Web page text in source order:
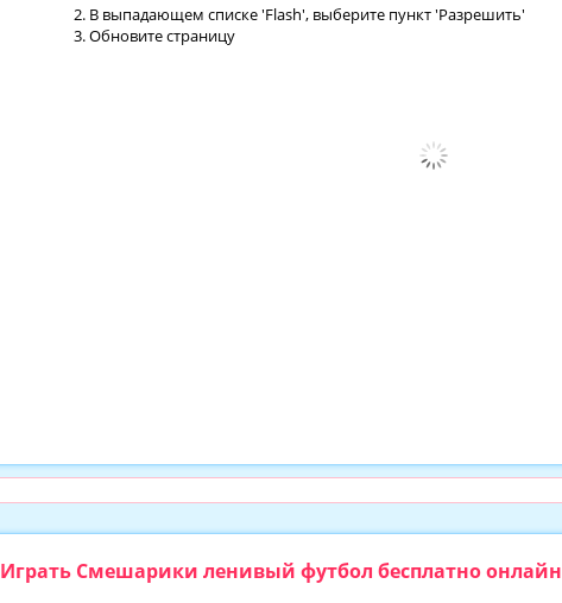
В выпадающем списке 'Flash', выберите пункт 'Разрешить'
Обновите страницу
Играть Смешарики ленивый футбол бесплатно онлайн